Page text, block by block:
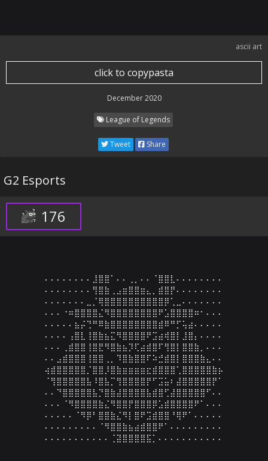
ascii art
click to copypasta
December 2020
League of Legends
Tweet Share
G2 Esports
176
⠄⠄⠄⠄⠄⠄⠄⠄⣸⣿⣿⠁⠄⠄⢀⡀⠄⠄⠈⣿⣿⣇⠄⠄⠄⠄⠄⠄⠄⠄
⠄⠄⠄⠄⠄⠄⠄⠄⢻⣿⣷⢀⣠⣶⣿⣿⣶⣄⡀⣾⣿⡟⠄⠄⠄⠄⠄⠄⠄⠄
⠄⠄⠄⠄⠄⠄⠄⣀⡈⢿⣿⣿⣿⣿⣿⣿⣿⣿⣿⣿⡿⢁⣀⠄⠄⠄⠄⠄⠄⠄
⠄⠄⠄⠐⠶⣿⣿⣿⣿⣌⠻⣿⣿⣿⣿⣿⣿⣿⣿⠟⣡⣿⣿⣿⣿⠶⠂⠄⠄⠄
⠄⠄⠄⠄⠄⣦⡬⢙⠛⠿⣷⣿⣿⣿⣿⣿⣿⣿⣿⣾⠿⠛⡋⢥⣴⠄⠄⠄⠄⠄
⠄⠄⠄⠄⢠⣿⣇⢸⣿⣷⣦⣍⠻⣿⣿⣿⣿⠟⣩⣴⢾⣿⡇⣸⣿⡄⠄⠄⠄⠄
⠄⠄⠄⢀⣾⣿⣿⢸⣿⣟⠻⣿⣷⣦⡹⢏⣴⣾⣿⠏⢻⣿⡇⣿⣿⣷⡀⠄⠄⠄
⠄⠄⣠⣾⣿⣿⣿⢸⣿⣿⢀⡀⠹⣿⣷⣿⣿⠏⠵⣚⣾⣿⡇⣿⣿⣿⣷⣄⠄⠄
⢴⣾⣿⣿⣿⣿⣿⡈⣿⣿⡸⣿⣷⣶⣶⣶⣶⣖⣾⣿⣿⣿⢁⣿⣿⣿⣿⣿⣷⡦
⠈⢻⣿⣿⣿⣿⣿⣧⠸⣿⣧⡉⢻⣿⣿⣿⣿⡟⠋⣩⣥⠆⣼⣿⣿⣿⣿⣿⡟⠁
⠄⠄⠙⣿⣿⣿⣿⣿⣧⡙⣿⣷⣼⣿⣿⣿⣿⣧⣾⣿⢋⣼⣿⣿⣿⣿⣿⠋⠄⠄
⠄⠄⠄⠈⠻⣿⣿⣿⣿⣷⣌⠻⣿⣿⡟⣿⣿⣿⡿⣡⣾⣿⣿⣿⣿⠟⠁⠄⠄⠄
⠄⠄⠄⠄⠄⠈⠻⡿⠃⣿⣿⣷⣌⠻⡇⣿⠟⣩⣾⣿⣿⠘⢿⠟⠁⠄⠄⠄⠄⠄
⠄⠄⠄⠄⠄⠄⠄⠄⠄⠈⠻⣿⣿⣷⣦⣴⣾⣿⣿⠟⠁⠄⠄⠄⠄⠄⠄⠄⠄⠄
⠄⠄⠄⠄⠄⠄⠄⠄⠄⠄⠄⢈⣽⣿⣿⣿⣿⣯⡁⠄⠄⠄⠄⠄⠄⠄⠄⠄⠄⠄